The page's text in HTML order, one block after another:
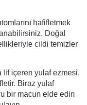
hafifletmek
Doğal
cildi temizler
lif içeren yulaf ezmesi,
Biraz yulaf
bir macun elde edin